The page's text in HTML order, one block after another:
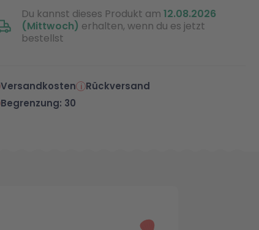
Du kannst dieses Produkt am 12.08.2026
(Mittwoch) erhalten, wenn du es jetzt
bestellst
Versandkosten
Rückversand
Begrenzung: 30